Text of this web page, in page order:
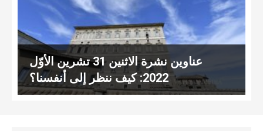
عناوين نشرة الاثنين 31 تشرين الأوّل
2022: كيف ننظر إلى أنفسنا؟